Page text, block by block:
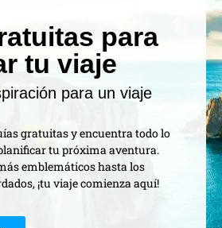
para
tu viaje
para un viaje
gratuitas y encuentra todo lo
tu próxima aventura.
emblemáticos hasta los
¡tu viaje comienza aquí!